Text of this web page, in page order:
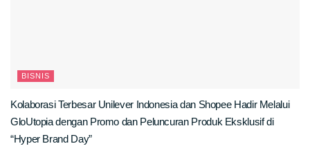
BISNIS
Kolaborasi Terbesar Unilever Indonesia dan Shopee Hadir Melalui
GloUtopia dengan Promo dan Peluncuran Produk Eksklusif di
“Hyper Brand Day”